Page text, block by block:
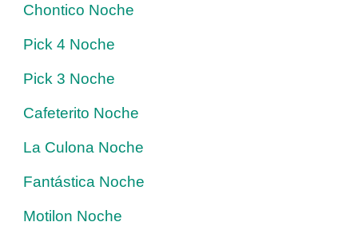
Chontico Noche
Pick 4 Noche
Pick 3 Noche
Cafeterito Noche
La Culona Noche
Fantástica Noche
Motilon Noche